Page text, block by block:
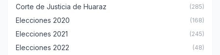
Corte de Justicia de Huaraz (285)
Elecciones 2020 (168)
Elecciones 2021 (245)
Elecciones 2022 (48)